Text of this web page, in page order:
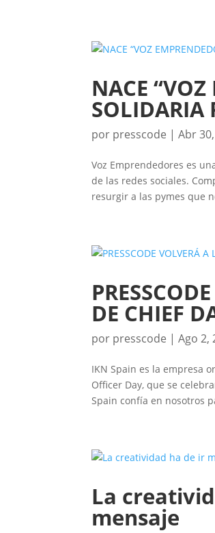
NACE
SOLIDARIA
por presscode |Abr
Voz Emprendedores es
de las redes sociales.
resurgir a las pymes que
DE CHIEF
por presscode |Ago 2,
IKN Spain es la empresa
Officer Day, que se
Spain confía en nosotros
La
mensaje